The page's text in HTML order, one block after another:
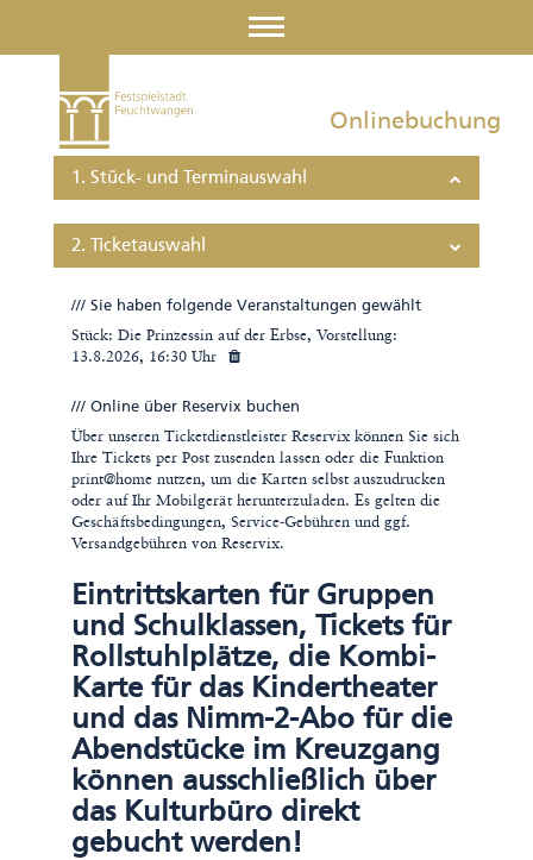
Onlinebuchung
1. Stück- und Terminauswahl
Bitte wählen Sie links Ihre
Veranstaltung aus und
klicken anschließend auf den
gewünschten fett markierten
Termin im Kalender.
Die kleine Hexe
Der große Gatsby
Der Diener zweier Herren
"Verklärte Nacht"
Farben für Annette von Droste-Hülshoff
Hans Castorps Reise in die Nacht
As an Unperfect Actor
Truman Capote: Frühstück bei Tiffany
2. Ticketauswahl
/// Sie haben folgende Veranstaltungen gewählt
Stück: Die Prinzessin auf der Erbse, Vorstellung:
13.8.2026, 16:30 Uhr
/// Online über Reservix buchen
Über unseren Ticketdienstleister Reservix können Sie sich
Ihre Tickets per Post zusenden lassen oder die Funktion
print@home nutzen, um die Karten selbst auszudrucken
oder auf Ihr Mobilgerät herunterzuladen. Es gelten die
Geschäftsbedingungen, Service-Gebühren und ggf.
Versandgebühren von Reservix.
Eintrittskarten für Gruppen
und Schulklassen, Tickets für
Rollstuhlplätze, die Kombi-
Karte für das Kindertheater
und das Nimm-2-Abo für die
Abendstücke im Kreuzgang
können ausschließlich über
das Kulturbüro direkt
gebucht werden!